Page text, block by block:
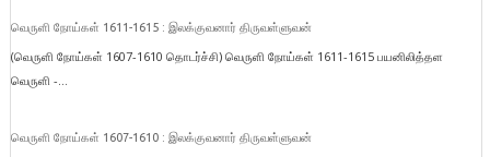
வெருளி நோய்கள் 1611-1615 : இலக்குவனார் திருவள்ளுவன்
(வெருளி நோய்கள் 1607-1610 தொடர்ச்சி) வெருளி நோய்கள் 1611-1615 பயனிலித்தள
வெருளி -...
வெருளி நோய்கள் 1607-1610 : இலக்குவனார் திருவள்ளுவன்